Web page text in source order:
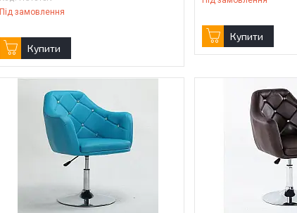
Під замовлення
Купити
Купити